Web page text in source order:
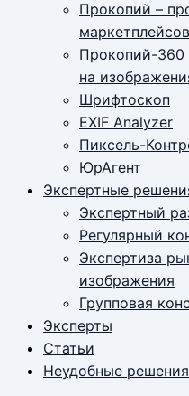
Прокопий –
маркетплейсов
Прокопий-360
на
Шрифтоскоп
EXIF Analyzer
Пиксель-
ЮрАгент
Экспертные
Экспертный
Регулярный
Экспертиза
изображения
Групповая
Эксперты
Статьи
Неудобные решения